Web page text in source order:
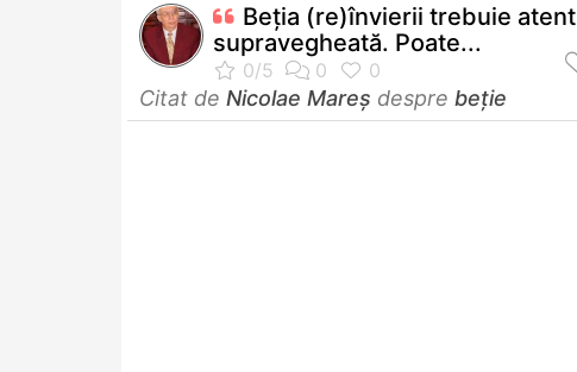
Beția (re)învierii trebuie atent
supravegheată. Poate...
Citat de Nicolae Mareș despre beție